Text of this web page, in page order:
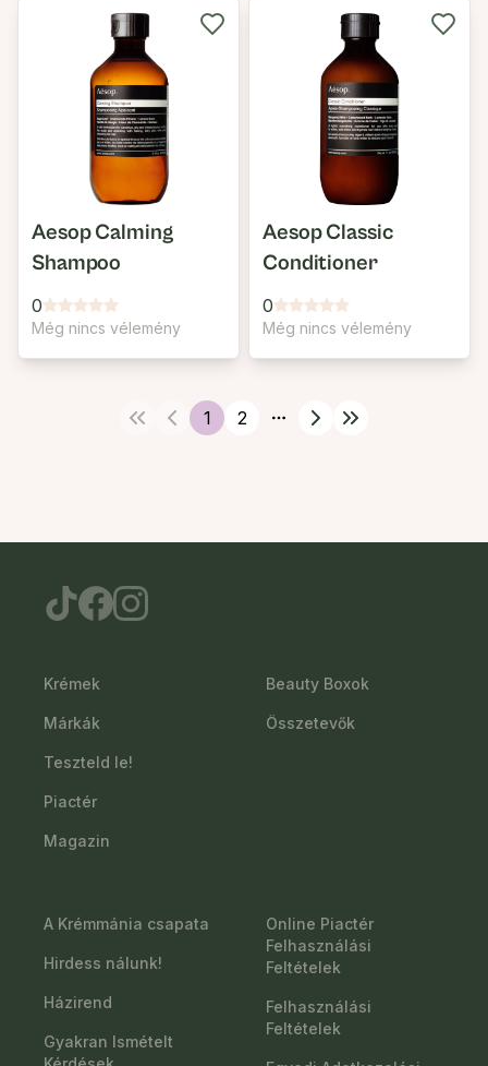
Aesop Calming
Shampoo
0
Még nincs vélemény
Aesop Classic
Conditioner
0
Még nincs vélemény
1 2
More pages
Krémek
Márkák
Teszteld le!
Piactér
Magazin
Beauty Boxok
Összetevők
A Krémmánia csapata
Hirdess nálunk!
Házirend
Gyakran Ismételt
Online Piactér
Felhasználási
Feltételek
Felhasználási
Feltételek